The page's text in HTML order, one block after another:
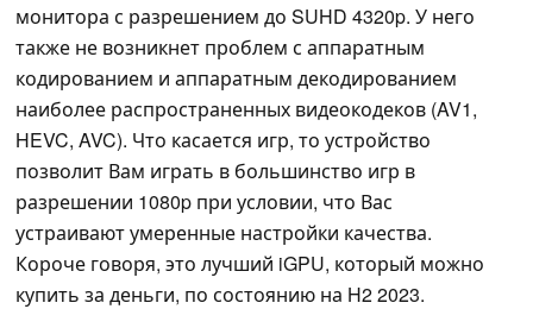
монитора с разрешением до SUHD 4320p. У него
также не возникнет проблем с аппаратным
кодированием и аппаратным декодированием
наиболее распространенных видеокодеков (AV1,
HEVC, AVC). Что касается игр, то устройство
позволит Вам играть в большинство игр в
разрешении 1080p при условии, что Вас
устраивают умеренные настройки качества.
Короче говоря, это лучший iGPU, который можно
купить за деньги, по состоянию на H2 2023.